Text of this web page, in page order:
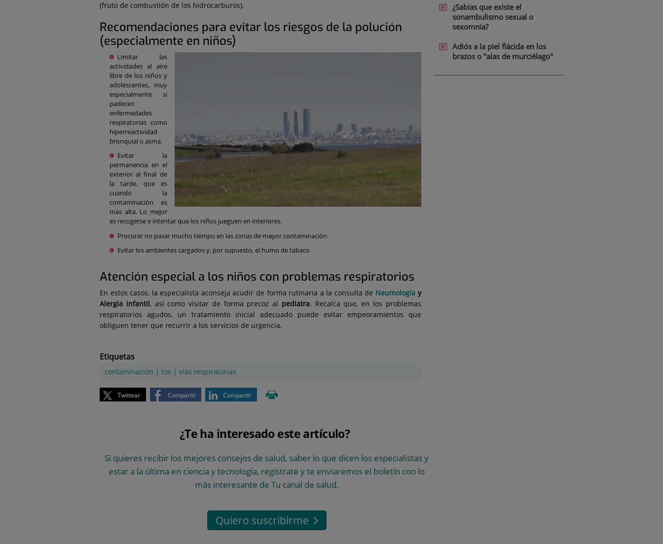
(fruto de combustión de los hidrocarburos).
Recomendaciones para evitar los riesgos de la polución
(especialmente en niños)
Limitar las
actividades al aire
libre de los niños y
adolescentes, muy
especialmente si
padecen
enfermedades
respiratorias como
hiperreactividad
bronquial o asma.
Evitar la
permanencia en el
exterior al final de
la tarde, que es
cuando la
contaminación es
más alta. Lo mejor
es recogerse e intentar que los niños jueguen en interiores.
Procurar no pasar mucho tiempo en las zonas de mayor contaminación.
Evitar los ambientes cargados y, por supuesto, el humo de tabaco
Atención especial a los niños con problemas respiratorios
En estos casos, la especialista aconseja acudir de forma rutinaria a la consulta de Neumologíay
Alergia infantil, así como visitar de forma precoz al pediatra. Recalca que, en los problemas
respiratorios agudos, un tratamiento inicial adecuado puede evitar empeoramientos que
obliguen tener que recurrir a los servicios de urgencia.
Etiquetas
contaminación | tos | vías respiratorias
Twittear Compartir Compartir
¿Te ha interesado este artículo?
Si quieres recibir los mejores consejos de salud, saber lo que dicen los especialistas y
estar a la última en ciencia y tecnología, regístrate y te enviaremos el boletín con lo
más interesante de Tu canal de salud.
Quiero suscribirme
¿Sabías que existe el
sonambulismo sexual o
sexomnia?
Adiós a la piel flácida en los
brazos o "alas de murciélago"